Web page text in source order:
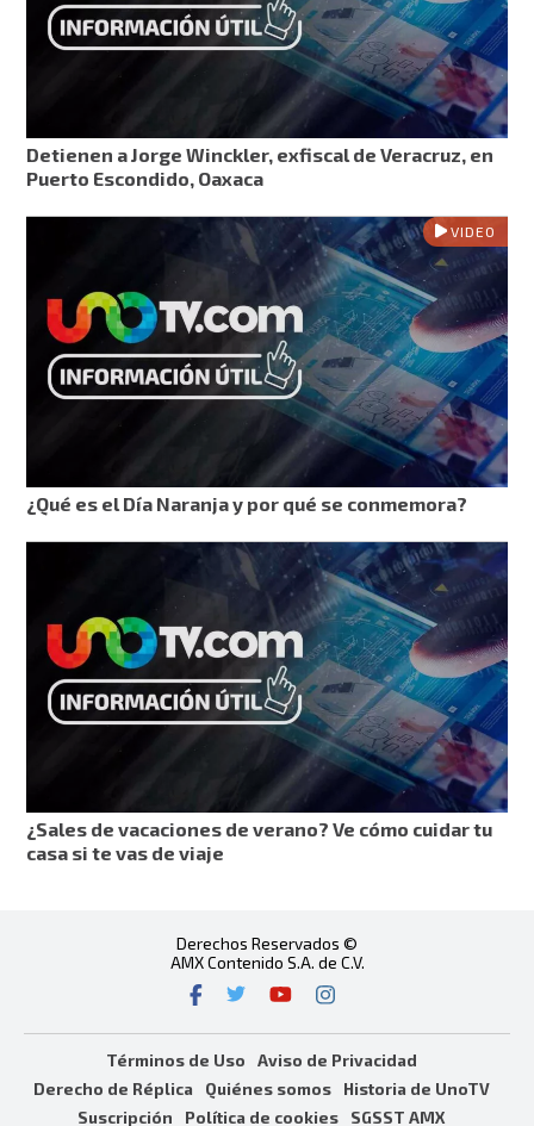
Detienen a Jorge Winckler, exfiscal de Veracruz, en
Puerto Escondido, Oaxaca
VIDEO
¿Qué es el Día Naranja y por qué se conmemora?
¿Sales de vacaciones de verano? Ve cómo cuidar tu
casa si te vas de viaje
Derechos Reservados ©
AMX Contenido S.A. de C.V.
Términos de Uso
Aviso de Privacidad
Derecho de Réplica
Quiénes somos
Historia de UnoTV
Suscripción
Política de cookies SGSST AMX